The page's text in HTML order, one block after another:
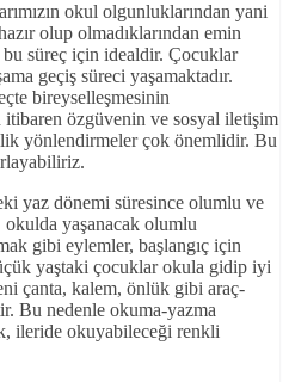
okul olgunluklarından yani
olup olmadıklarından emin
bu süreç için idealdir. Çocuklar
geçiş süreci yaşamaktadır.
bireyselleşmesinin
özgüvenin ve sosyal iletişim
yönlendirmeler çok önemlidir. Bu
yaz dönemi süresince olumlu ve
okulda yaşanacak olumlu
gibi eylemler, başlangıç için
yaştaki çocuklar okula gidip iyi
çanta, kalem, önlük gibi araç-
Bu nedenle okuma-yazma
ileride okuyabileceği renkli